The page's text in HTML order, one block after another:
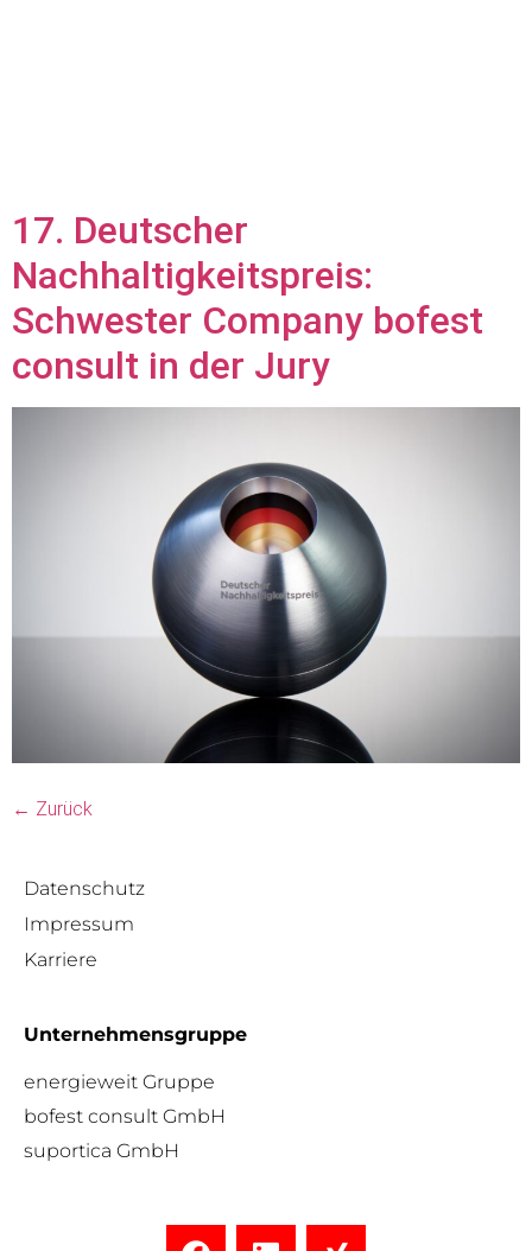
17. Deutscher
Nachhaltigkeitspreis:
Schwester Company bofest
consult in der Jury
← Zurück
Datenschutz
Impressum
Karriere
Unternehmensgruppe
energieweit Gruppe
bofest consult GmbH
suportica GmbH